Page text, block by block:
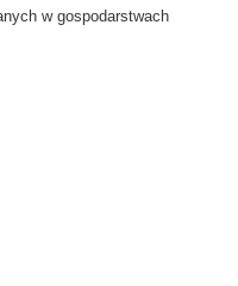
w gospodarstwach